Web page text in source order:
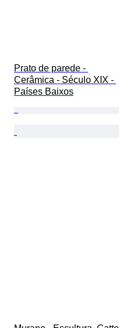
Prato de parede -
Cerâmica - Século XIX -
Países Baixos